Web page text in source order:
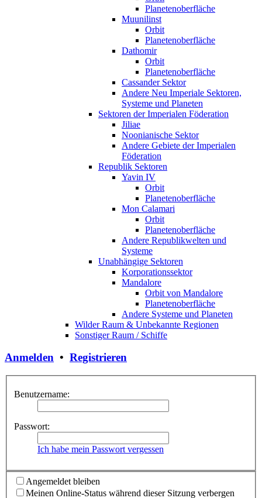
Planetenoberfläche
Muunilinst
Orbit
Planetenoberfläche
Dathomir
Orbit
Planetenoberfläche
Cassander Sektor
Andere Neu Imperiale Sektoren,
Systeme und Planeten
Sektoren der Imperialen Föderation
Jiliae
Noonianische Sektor
Andere Gebiete der Imperialen
Föderation
Republik Sektoren
Yavin IV
Orbit
Planetenoberfläche
Mon Calamari
Orbit
Planetenoberfläche
Andere Republikwelten und
Systeme
Unabhängige Sektoren
Korporationssektor
Mandalore
Orbit von Mandalore
Planetenoberfläche
Andere Systeme und Planeten
Wilder Raum & Unbekannte Regionen
Sonstiger Raum / Schiffe
Anmelden • Registrieren
Benutzername:
Passwort:
Ich habe mein Passwort vergessen
Angemeldet bleiben
Meinen Online-Status während dieser Sitzung verbergen